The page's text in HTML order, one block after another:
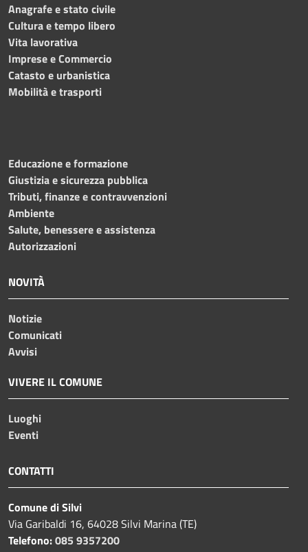
Anagrafe e stato civile
Cultura e tempo libero
Vita lavorativa
Imprese e Commercio
Catasto e urbanistica
Mobilità e trasporti
Educazione e formazione
Giustizia e sicurezza pubblica
Tributi, finanze e contravvenzioni
Ambiente
Salute, benessere e assistenza
Autorizzazioni
NOVITÀ
Notizie
Comunicati
Avvisi
VIVERE IL COMUNE
Luoghi
Eventi
CONTATTI
Comune di Silvi
Via Garibaldi 16, 64028 Silvi Marina (TE)
Telefono:085 9357200